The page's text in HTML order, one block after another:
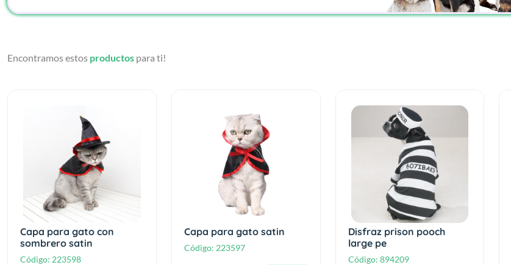
Encontramos estos productos para ti!
Capa para gato con
sombrero satin
Código: 223598
Capa para gato satin
Código: 223597
Disfraz prison pooch
large pe
Código: 894209